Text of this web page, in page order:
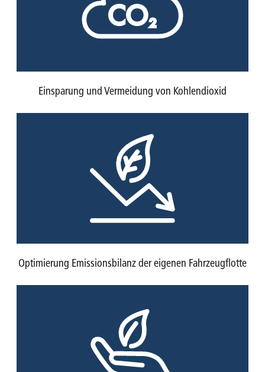
Einsparung und Vermeidung von Kohlendioxid
Optimierung Emissionsbilanz der eigenen Fahrzeugflotte